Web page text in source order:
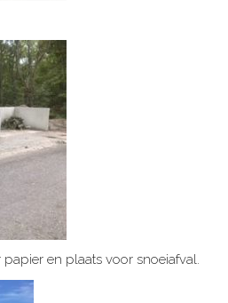
en plaats voor snoeiafval.